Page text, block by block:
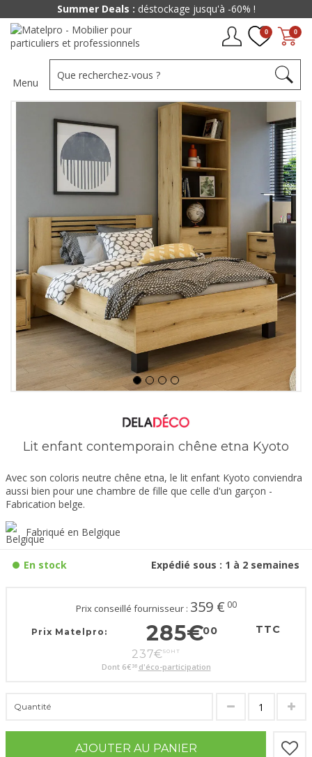
0
0
Menu
Lit enfant contemporain chêne etna Kyoto
Avec son coloris neutre chêne etna, le lit enfant Kyoto conviendra
aussi bien pour une chambre de fille que celle d'un garçon -
Fabrication belge.
Fabriqué en Belgique
En stock Expédié sous : 1 à 2 semaines
Prix conseillé fournisseur : 359 € 00
Prix Matelpro: 285€00 TTC
237€50 HT
Dont 6€ 36 d'éco-participation
Quantité
AJOUTER AU PANIER
Summer Deals : déstockage jusqu'à -60% !